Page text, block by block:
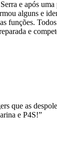
e após
alguns e
funções.
e
que as
e P4S!”